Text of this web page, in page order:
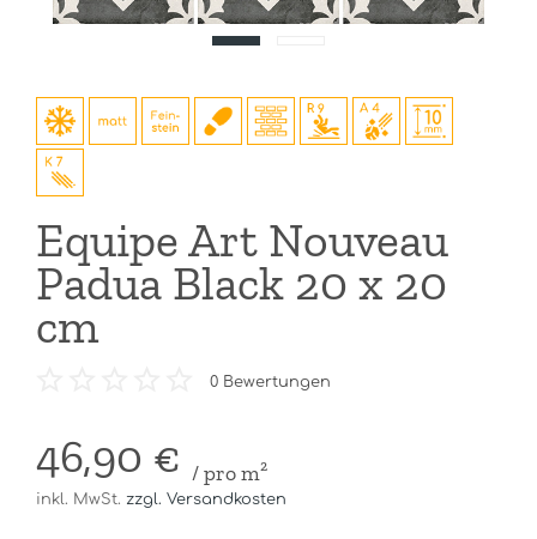
Equipe Art Nouveau
Padua Black 20 x 20
cm
0 Bewertungen
46,90 € / pro m²
inkl. MwSt. zzgl. Versandkosten